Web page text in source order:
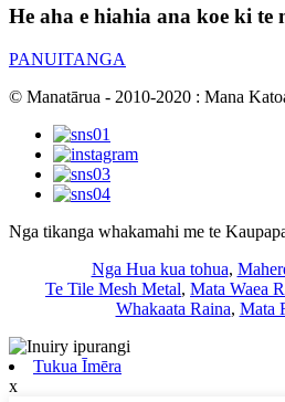
He aha e hiahia ana koe ki te
PANUITANGA
© Manatārua - 2010-2020 : Mana
Nga tikanga whakamahi me te
Nga Hua kua tohua,
Te Tile Mesh Metal, Mata Waea
Whakaata Raina, Mata
Tukua Īmēra
x